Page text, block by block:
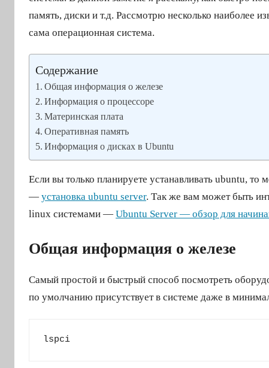
о
1
1
.
0
0
память, диски и т.д. Рассмотрю несколько наиболее
сама операционная система.
Содержание
Общая информация о железе
Информация о процессоре
Материнская плата
Оперативная память
Информация о дисках в Ubuntu
Если вы только планируете устанавливать ubuntu, то
— установка ubuntu server. Так же вам может быть
linux системами — Ubuntu Server — обзор для
Общая информация о железе
Самый простой и быстрый способ посмотреть
по умолчанию присутствует в системе даже в
lspci